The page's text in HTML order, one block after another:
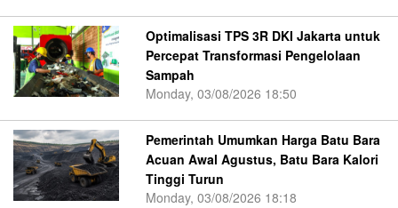
Optimalisasi TPS 3R DKI Jakarta untuk
Percepat Transformasi Pengelolaan
Sampah
Monday, 03/08/2026 18:50
Pemerintah Umumkan Harga Batu Bara
Acuan Awal Agustus, Batu Bara Kalori
Tinggi Turun
Monday, 03/08/2026 18:18